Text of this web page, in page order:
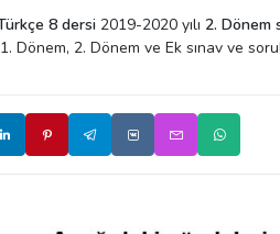
8 dersi 2019-2020 yılı 2. Dönem
Dönem, 2. Dönem ve Ek sınav ve